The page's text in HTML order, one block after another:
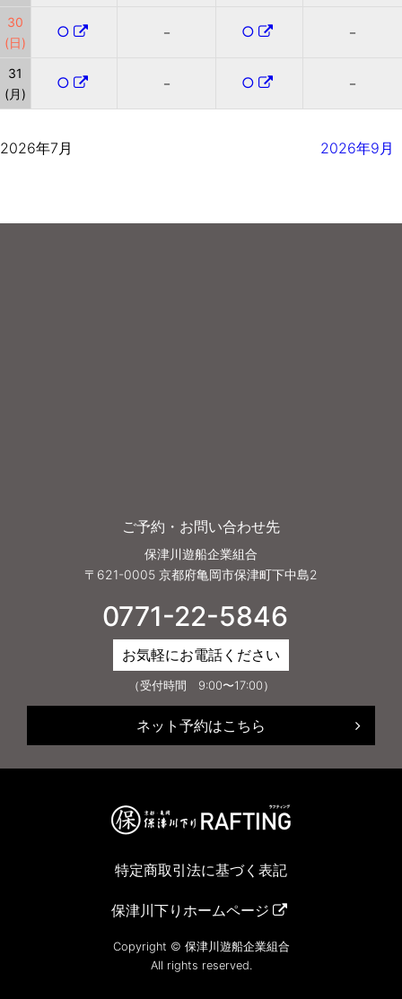
30
(日)
○ － ○ －
31
(月)
○ － ○ －
2026年7月 2026年9月
ご予約・お問い合わせ先
保津川遊船企業組合
〒621-0005 京都府亀岡市保津町下中島2
0771-22-5846
お気軽にお電話ください
（受付時間 9:00〜17:00）
ネット予約はこちら
特定商取引法に基づく表記
保津川下りホームページ
Copyright © 保津川遊船企業組合
All rights reserved.